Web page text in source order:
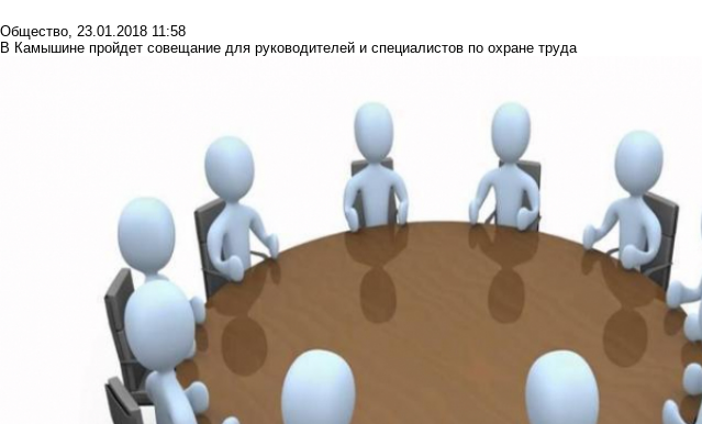
Общество, 23.01.2018 11:58
В Камышине пройдет совещание для руководителей и специалистов по охране труда